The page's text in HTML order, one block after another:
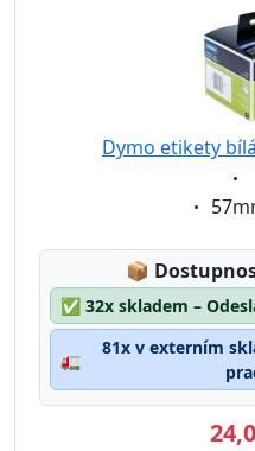
Dymo etikety
📦
✅ 32x skladem –
🚛
81x v externím